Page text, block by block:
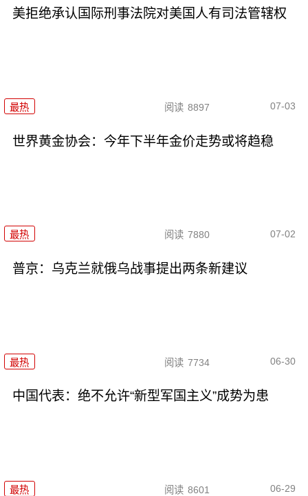
美拒绝承认国际刑事法院对美国人有司法管辖权
最热 阅读 8897 07-03
世界黄金协会：今年下半年金价走势或将趋稳
最热 阅读 7880 07-02
普京：乌克兰就俄乌战事提出两条新建议
最热 阅读 7734 06-30
中国代表：绝不允许“新型军国主义”成势为患
最热 阅读 8601 06-29